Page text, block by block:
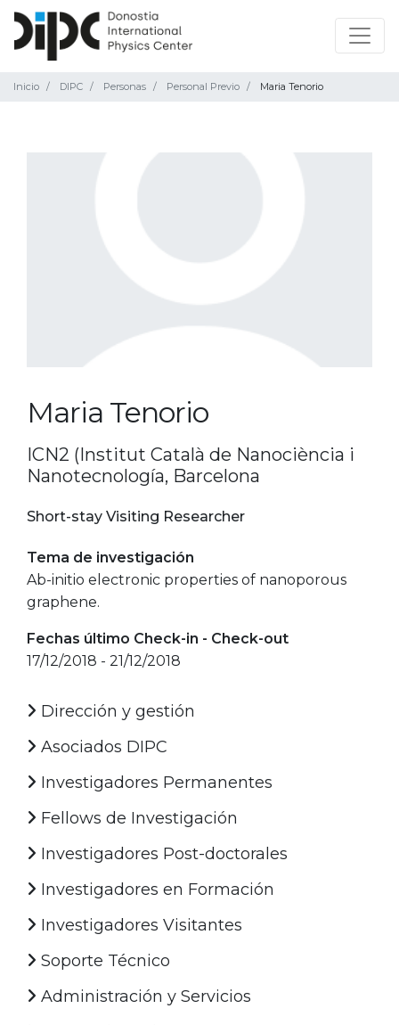
Inicio DIPC Personas Personal Previo Maria Tenorio
Maria Tenorio
ICN2 (Institut Català de Nanociència i
Nanotecnología, Barcelona
Short-stay Visiting Researcher
Tema de investigación
Ab-initio electronic properties of nanoporous
graphene.
Fechas último Check-in - Check-out
17/12/2018 - 21/12/2018
Dirección y gestión
Asociados DIPC
Investigadores Permanentes
Fellows de Investigación
Investigadores Post-doctorales
Investigadores en Formación
Investigadores Visitantes
Soporte Técnico
Administración y Servicios